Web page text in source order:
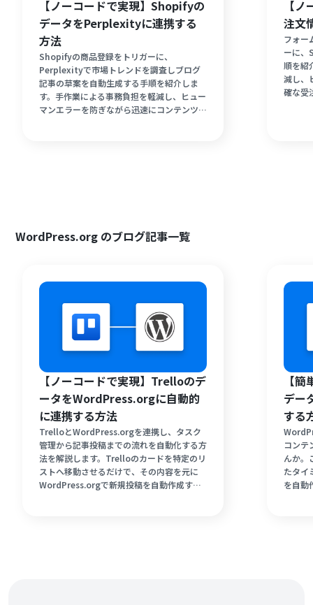
【ノーコードで実現】Shopifyの
データをPerplexityに連携する
方法
Shopifyの商品登録をトリガーに、
Perplexityで市場トレンドを調査しブログ
記事の草案を自動生成する手順を紹介しま
す。手作業による事務負担を軽減し、ヒュー
マンエラーを防ぎながら迅速にコンテンツを
【
注文
フォー
ーに、
順を紹
減し、
確な受
WordPress.org のブログ記事一覧
【ノーコードで実現】Trelloのデ
ータをWordPress.orgに自動的
に連携する方法
TrelloとWordPress.orgを連携し、タスク
管理から記事投稿までの流れを自動化する方
法を解説します。Trelloのカードを特定のリ
ストへ移動させるだけで、その内容を元に
WordPress.orgで新規投稿を自動作成する
【
デー
する
コンテ
んか。
たタイ
を自動